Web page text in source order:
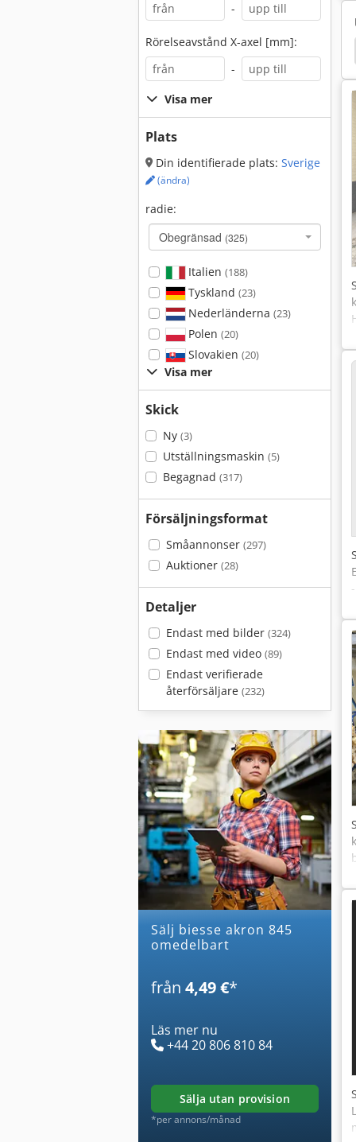
-
Rörelseavstånd X-axel [mm]:
-
Visa mer
Plats
Din identifierade plats: Sverige
(ändra)
radie:
Obegränsad (325)
Italien (188)
Tyskland (23)
Nederländerna (23)
Polen (20)
Slovakien (20)
Visa mer
Skick
Ny (3)
Utställningsmaskin (5)
Begagnad (317)
Försäljningsformat
Småannonser (297)
Auktioner (28)
Detaljer
Endast med bilder (324)
Endast med video (89)
Endast verifierade
återförsäljare (232)
Sälj biesse akron 845
omedelbart
från 4,49 €*
Läs mer nu
+44 20 806 810 84
sälja utan provision
*per annons/månad
Holz Her 1410 Holz Her 1402